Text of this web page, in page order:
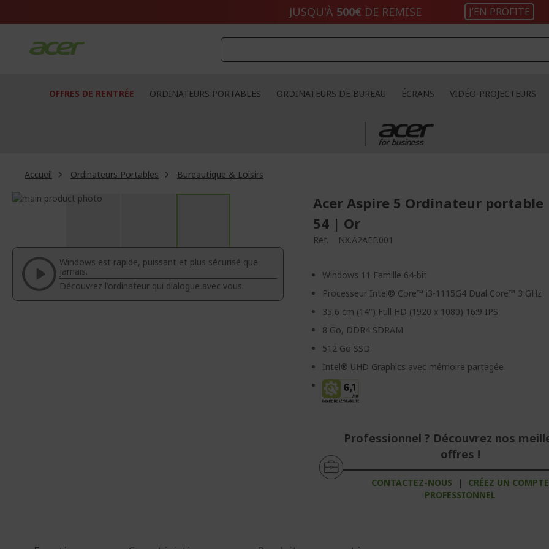
JUSQU'À 500€ DE REMISE J’EN PROFITE
OFFRES DE RENTRÉE ORDINATEURS PORTABLES ORDINATEURS DE BUREAU ÉCRANS VIDÉO-PROJECTEURS
Accueil Ordinateurs Portables
Bureautique & Loisirs
Passer
de
galerie
d’images
de
Galerie
d’images
Windows est rapide, puissant et plus sécurisé que
jamais.
Découvrez l'ordinateur qui dialogue avec vous.
Acer Aspire 5 Ordinateur portable
54 | Or
Réf. NX.A2AEF.001
Windows 11 Famille 64-bit
Processeur Intel® Core™ i3-1115G4 Dual Core™ 3 GHz
35,6 cm (14") Full HD (1920 x 1080) 16:9 IPS
8 Go, DDR4 SDRAM
512 Go SSD
Intel® UHD Graphics avec mémoire partagée
Professionnel ? Découvrez nos
offres !
CONTACTEZ-NOUS |
CRÉEZ UN COMPTE
PROFESSIONNEL